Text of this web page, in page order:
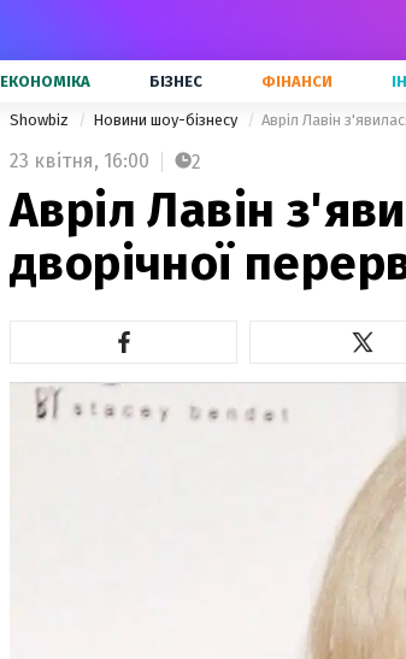
ЕКОНОМІКА БІЗНЕС ФІНАНСИ
Showbiz Новини шоу-бізнесу Авріл Лавін
23 квітня, 16:00 2
Авріл Лавін
дворічної